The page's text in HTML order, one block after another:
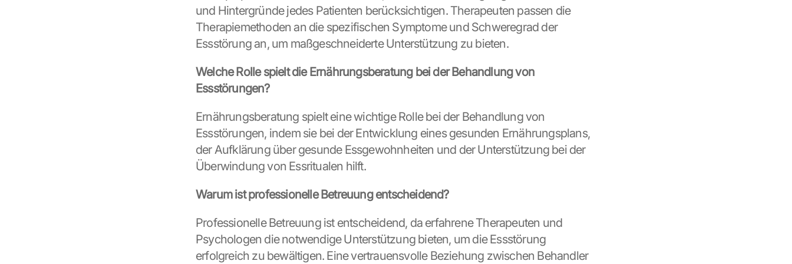
und Hintergründe jedes Patienten berücksichtigen. Therapeuten passen die
Therapiemethoden an die spezifischen Symptome und Schweregrad der
Essstörung an, um maßgeschneiderte Unterstützung zu bieten.
Welche Rolle spielt die Ernährungsberatung bei der Behandlung von
Essstörungen?
Ernährungsberatung spielt eine wichtige Rolle bei der Behandlung von
Essstörungen, indem sie bei der Entwicklung eines gesunden Ernährungsplans,
der Aufklärung über gesunde Essgewohnheiten und der Unterstützung bei der
Überwindung von Essritualen hilft.
Warum ist professionelle Betreuung entscheidend?
Professionelle Betreuung ist entscheidend, da erfahrene Therapeuten und
Psychologen die notwendige Unterstützung bieten, um die Essstörung
erfolgreich zu bewältigen. Eine vertrauensvolle Beziehung zwischen Behandler
e
g
e
e
t
.
G
o
g
e
a
n
d